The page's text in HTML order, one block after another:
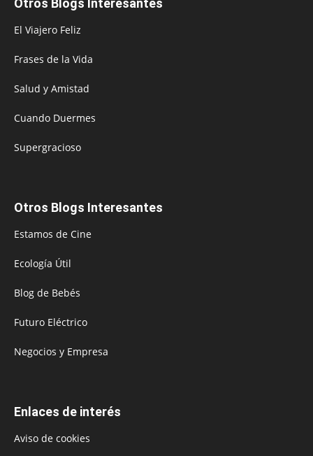
El Viajero Feliz
Frases de la Vida
Salud y Amistad
Cuando Duermes
Supergracioso
Otros Blogs Interesantes
Estamos de Cine
Ecología Útil
Blog de Bebés
Futuro Eléctrico
Negocios y Empresa
Enlaces de interés
Aviso de cookies